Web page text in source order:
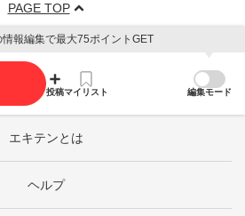
PAGE TOP
情報編集で最大75ポイントGET
投稿マイリスト 編集モード
エキテンとは
ヘルプ